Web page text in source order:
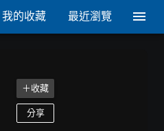
我的收藏 最近瀏覽
＋收藏
分享